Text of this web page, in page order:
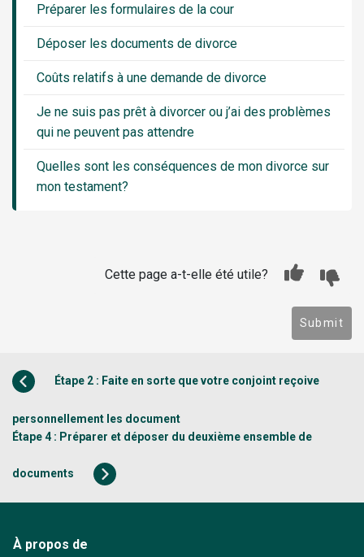
Préparer les formulaires de la cour
Déposer les documents de divorce
Coûts relatifs à une demande de divorce
Je ne suis pas prêt à divorcer ou j’ai des problèmes
qui ne peuvent pas attendre
Quelles sont les conséquences de mon divorce sur
mon testament?
Cette page a-t-elle été utile?
Submit
Étape 2 : Faite en sorte que votre conjoint reçoive
personnellement les document
Étape 4 : Préparer et déposer du deuxième ensemble de
documents
À propos de